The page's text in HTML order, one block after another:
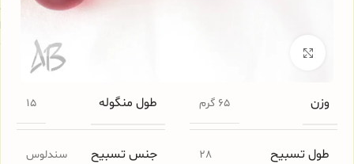
وزن 65 گرم طول منگوله 15
طول تسبیح 28 جنس تسبیح سندلوس